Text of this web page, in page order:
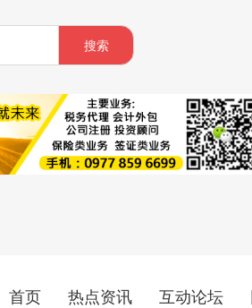
搜索
首页 热点资讯 互动论坛